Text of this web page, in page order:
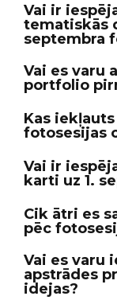
Vai ir
tematiskās
septembra
Vai es varu
portfolio
Kas
fotosesijas
Vai ir
karti uz 1.
Cik ātri es
pēc
Vai es varu
apstrādes
idejas?